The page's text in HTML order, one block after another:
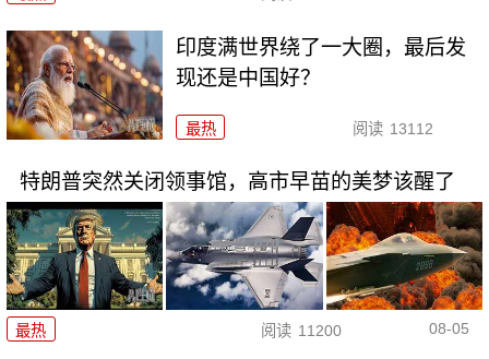
印度满世界绕了一大圈，最后发
现还是中国好？
最热 阅读 13112
特朗普突然关闭领事馆，高市早苗的美梦该醒了
最热 阅读 11200 08-05